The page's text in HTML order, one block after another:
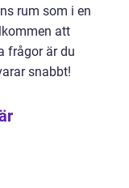
rum som i en
att
frågor är du
snabbt!